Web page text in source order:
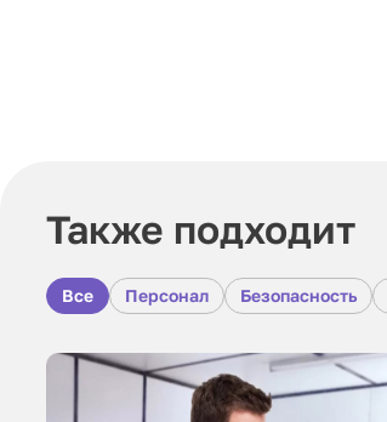
Также подходит
Все Персонал Безопасность